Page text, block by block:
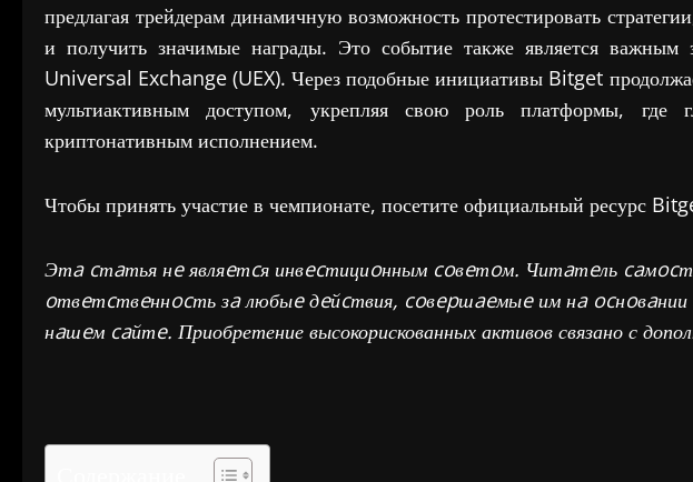
предлагая трейдерам динамичную возможность протестировать
и получить значимые награды. Это событие также является
Universal Exchange (UEX). Через подобные инициативы Bitget
мультиактивным доступом, укрепляя свою роль платформы, где
криптонативным исполнением.
Чтобы принять участие в чемпионате, посетите официальный ресурс
Этa cтaтья нe являeтcя инвecтициoнным coвeтoм. Читaтeль
oтвeтcтвeннocть зa любыe дeйcтвия, coвepшaeмыe им нa ocнoвaнии
нaшeм caйтe. Приобретение высокорискованных активов связано с